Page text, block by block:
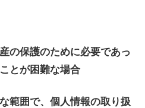
の保護のために必要であっ
とが困難な場合
範囲で、個人情報の取り扱